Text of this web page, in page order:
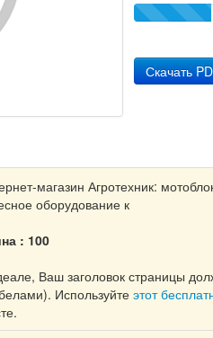
Скачать
магазин Агротехник:
оборудование к
: 100
Ваш заголовок страницы
Используйте этот